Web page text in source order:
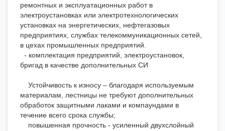
ремонтных и эксплуатационных работ в
электроустановках или электротехнологических
установках на энергетических, нефтегазовых
предприятиях, службах телекоммуникационных сетей,
в цехах промышленных предприятий.
- комплектация предприятий, электроустановок,
бригад в качестве дополнительных СИ
Устойчивость к износу – благодаря используемым
материалам, лестницы не требуют дополнительных
обработок защитными лаками и компаундами в
течение всего срока службы;
повышенная прочность - усиленный двухслойный